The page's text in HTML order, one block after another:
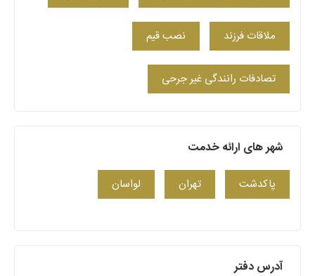
ملاقات فرزند نصب قیم
تصادفات رانندگی غیر جرحی
شهر های ارائه خدمت
پاکدشت تهران لواسان
آدرس دفتر